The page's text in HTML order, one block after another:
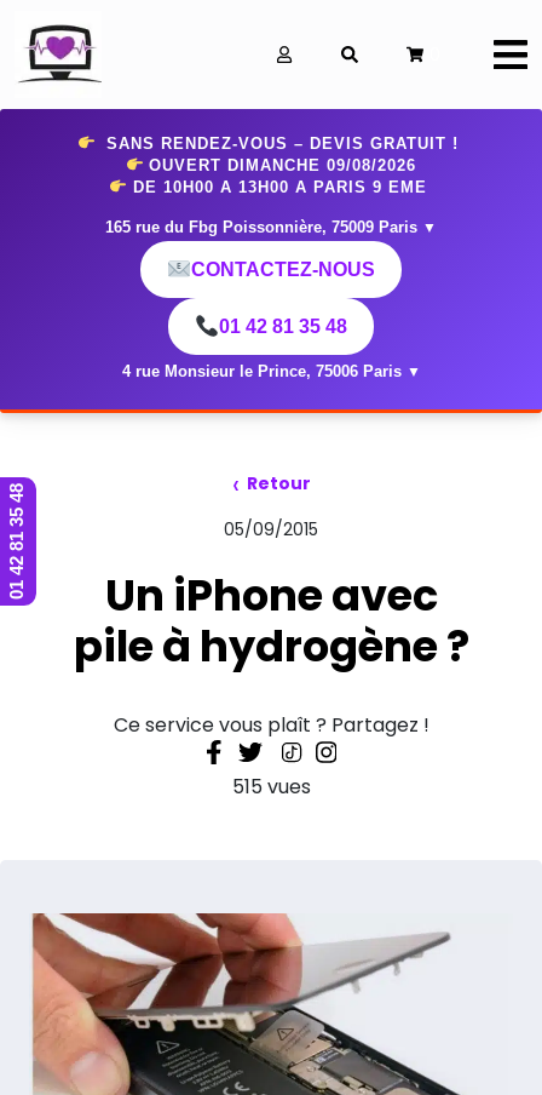
SANS RENDEZ-VOUS – DEVIS GRATUIT !
OUVERT DIMANCHE 09/08/2026
DE 10H00 A 13H00 A PARIS 9 EME
165 rue du Fbg Poissonnière, 75009 Paris ▼
CONTACTEZ-NOUS
01 42 81 35 48
4 rue Monsieur le Prince, 75006 Paris ▼
‹ Retour
05/09/2015
Un iPhone avec
pile à hydrogène ?
Ce service vous plaît ? Partagez !
515 vues
01 42 81 35 48